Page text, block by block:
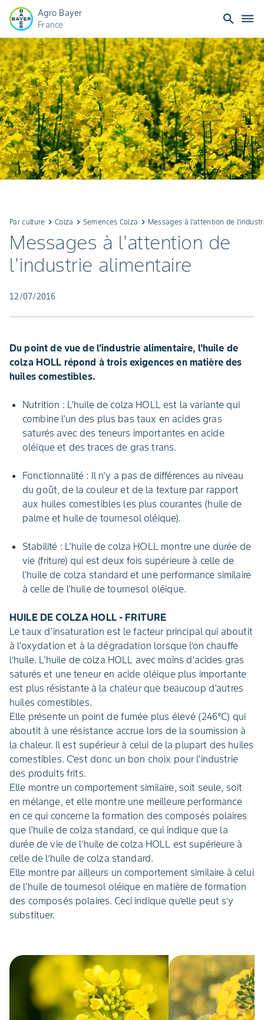
Agro Bayer
France
search dehaze
Par culture keyboard_arrow_right Colza keyboard_arrow_right Semences Colza keyboard_arrow_right Messages à l'attention de
Messages à l'attention de
l'industrie alimentaire
12/07/2016
Du point de vue de l'industrie alimentaire, l'huile de
colza HOLL répond à trois exigences en matière des
huiles comestibles.
Nutrition : L'huile de colza HOLL est la variante qui
combine l'un des plus bas taux en acides gras
saturés avec des teneurs importantes en acide
oléique et des traces de gras trans.
Fonctionnalité : Il n'y a pas de diﬀérences au niveau
du goût, de la couleur et de la texture par rapport
aux huiles comestibles les plus courantes (huile de
palme et huile de tournesol oléique).
Stabilité : L'huile de colza HOLL montre une durée de
vie (friture) qui est deux fois supérieure à celle de
l'huile de colza standard et une performance similaire
à celle de l'huile de tournesol oléique.
HUILE DE COLZA HOLL - FRITURE
Le taux d'insaturation est le facteur principal qui aboutit
à l'oxydation et à la dégradation lorsque l’on chauﬀe
l’huile. L'huile de colza HOLL avec moins d'acides gras
saturés et une teneur en acide oléique plus importante
est plus résistante à la chaleur que beaucoup d'autres
huiles comestibles.
Elle présente un point de fumée plus élevé (246°C) qui
aboutit à une résistance accrue lors de la soumission à
la chaleur. Il est supérieur à celui de la plupart des huiles
comestibles. C'est donc un bon choix pour l'industrie
des produits frits.
Elle montre un comportement similaire, soit seule, soit
en mélange, et elle montre une meilleure performance
en ce qui concerne la formation des composés polaires
que l'huile de colza standard, ce qui indique que la
durée de vie de l’huile de colza HOLL est supérieure à
celle de l’huile de colza standard.
Elle montre par ailleurs un comportement similaire à celui
de l'huile de tournesol oléique en matière de formation
des composés polaires. Ceci indique qu’elle peut s’y
substituer.